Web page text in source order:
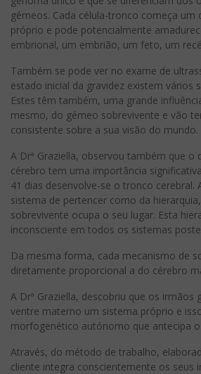
gémeos. Cada célula-tronco começa um
próprio e pode potencialmente
embrional, um embrião, um feto, um
Também se pode ver no exame de
estado inicial da gravidez existem vários
Estes têm também, uma grande
mesmo, do gémeo sobrevivente e vão
consistente sobre a sua visão do mundo.
A Drª Graziella, observou também que o
cérebro tem uma importância
41 dias desenvolve-se o tronco cerebral.
sistema de pertencer como da
sobrevivente ocupa o seu lugar. Esta
inconsciente em todos os sistemas
Da mesma forma, cada mecanismo de
diretamente proporcional a do cérebro
A Drª Graziella, descobriu que os
ventre materno um sistema próprio e
morfogenético autónomo que antecipa
Através, do método de trabalho,
cliente integra conscientemente os seus